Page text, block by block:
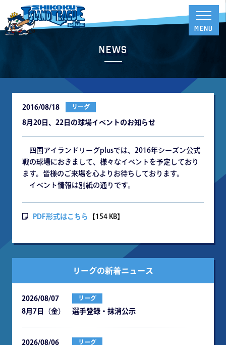
News
2016/08/18 リーグ
8月20日、22日の球場イベントのお知らせ
四国アイランドリーグplusでは、2016年シーズン公式
戦の球場におきまして、様々なイベントを予定しており
ます。皆様のご来場を心よりお待ちしております。
イベント情報は別紙の通りです。
PDF形式はこちら 【154 KB】
リーグの新着ニュース
2026/08/07 リーグ
8月7日（金） 選手登録・抹消公示
2026/08/06 リーグ